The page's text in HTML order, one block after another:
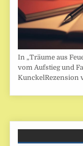
In „Träume aus
vom Aufstieg und
KunckelRezension